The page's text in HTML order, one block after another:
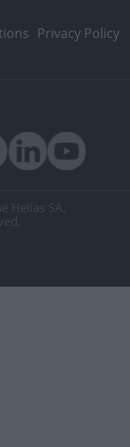
Privacy Policy
Hellas SA.